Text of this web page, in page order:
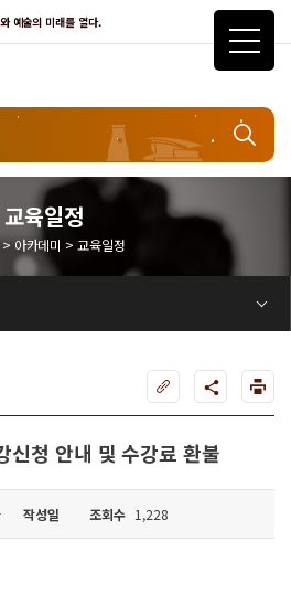
예술의 미래를 열다.
교육일정
아카데미 > 교육일정
축제
포럼
티벌
포럼
오기
업
벌공모전
개
장영계획
황 인건비 예산 집행현황
생비 내역
신청 안내 및 수강료 환불
작성일 조회수 1,228